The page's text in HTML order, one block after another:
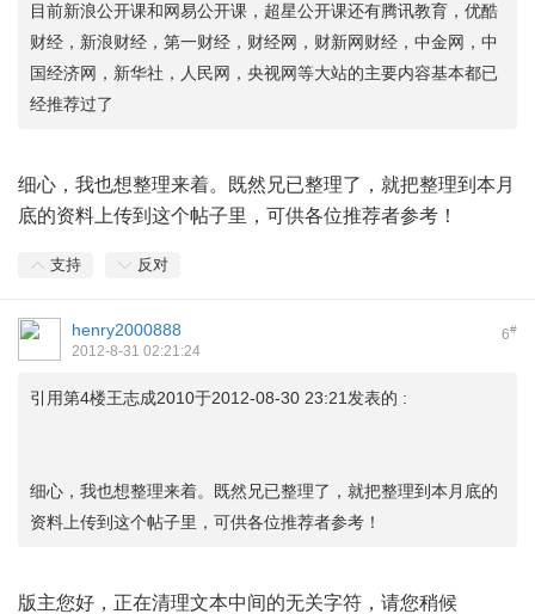
目前新浪公开课和网易公开课，超星公开课还有腾讯教育，优酷
财经，新浪财经，第一财经，财经网，财新网财经，中金网，中
国经济网，新华社，人民网，央视网等大站的主要内容基本都已
经推荐过了
细心，我也想整理来着。既然兄已整理了，就把整理到本月
底的资料上传到这个帖子里，可供各位推荐者参考！
支持 反对
6#
henry2000888
2012-8-31 02:21:24
引用第4楼王志成2010于2012-08-30 23:21发表的 :
细心，我也想整理来着。既然兄已整理了，就把整理到本月底的
资料上传到这个帖子里，可供各位推荐者参考！
版主您好，正在清理文本中间的无关字符，请您稍候